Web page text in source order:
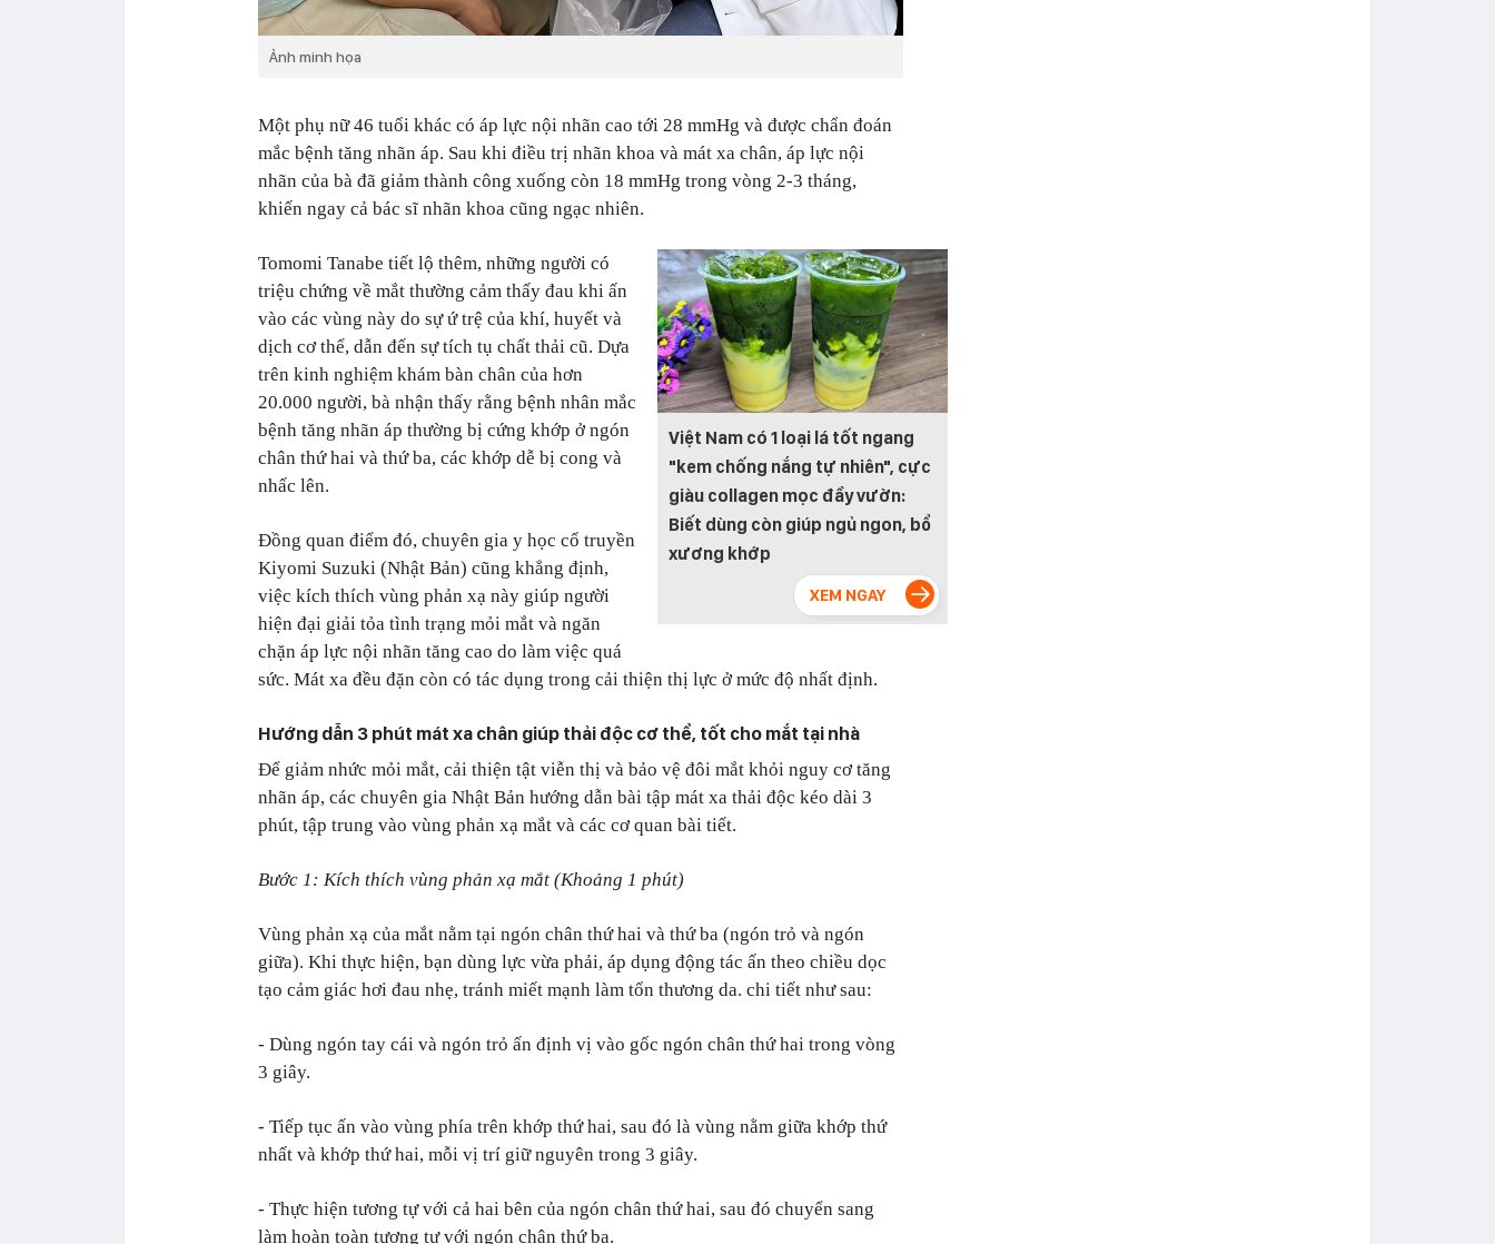
Ảnh minh họa
Một phụ nữ 46 tuổi khác có áp lực nội nhãn cao tới 28 mmHg và được chẩn đoán
mắc bệnh tăng nhãn áp. Sau khi điều trị nhãn khoa và mát xa chân, áp lực nội
nhãn của bà đã giảm thành công xuống còn 18 mmHg trong vòng 2-3 tháng,
khiến ngay cả bác sĩ nhãn khoa cũng ngạc nhiên.
Việt Nam có 1 loại lá tốt ngang
"kem chống nắng tự nhiên", cực
giàu collagen mọc đầy vườn:
Biết dùng còn giúp ngủ ngon, bổ
xương khớp
Tomomi Tanabe tiết lộ thêm, những người có
triệu chứng về mắt thường cảm thấy đau khi ấn
vào các vùng này do sự ứ trệ của khí, huyết và
dịch cơ thể, dẫn đến sự tích tụ chất thải cũ. Dựa
trên kinh nghiệm khám bàn chân của hơn
20.000 người, bà nhận thấy rằng bệnh nhân mắc
bệnh tăng nhãn áp thường bị cứng khớp ở ngón
chân thứ hai và thứ ba, các khớp dễ bị cong và
nhấc lên.
Đồng quan điểm đó, chuyên gia y học cổ truyền
Kiyomi Suzuki (Nhật Bản) cũng khẳng định,
việc kích thích vùng phản xạ này giúp người
hiện đại giải tỏa tình trạng mỏi mắt và ngăn
chặn áp lực nội nhãn tăng cao do làm việc quá
sức. Mát xa đều đặn còn có tác dụng trong cải thiện thị lực ở mức độ nhất định.
Hướng dẫn 3 phút mát xa chân giúp thải độc cơ thể, tốt cho mắt tại nhà
Để giảm nhức mỏi mắt, cải thiện tật viễn thị và bảo vệ đôi mắt khỏi nguy cơ tăng
nhãn áp, các chuyên gia Nhật Bản hướng dẫn bài tập mát xa thải độc kéo dài 3
phút, tập trung vào vùng phản xạ mắt và các cơ quan bài tiết.
Bước 1: Kích thích vùng phản xạ mắt (Khoảng 1 phút)
Vùng phản xạ của mắt nằm tại ngón chân thứ hai và thứ ba (ngón trỏ và ngón
giữa). Khi thực hiện, bạn dùng lực vừa phải, áp dụng động tác ấn theo chiều dọc
tạo cảm giác hơi đau nhẹ, tránh miết mạnh làm tổn thương da. chi tiết như sau:
- Dùng ngón tay cái và ngón trỏ ấn định vị vào gốc ngón chân thứ hai trong vòng
3 giây.
- Tiếp tục ấn vào vùng phía trên khớp thứ hai, sau đó là vùng nằm giữa khớp thứ
nhất và khớp thứ hai, mỗi vị trí giữ nguyên trong 3 giây.
- Thực hiện tương tự với cả hai bên của ngón chân thứ hai, sau đó chuyển sang
làm hoàn toàn tương tự với ngón chân thứ ba.